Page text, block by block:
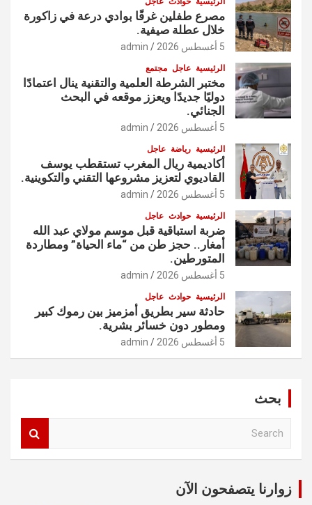
مصرع طفلين غرقًا بوادي درعة في زاكورة
خلال عطلة صيفية.
5 أغسطس 2026 admin
الرئيسية عاجل مجتمع
مختبر الشرطة العلمية والتقنية ينال اعتمادًا
دوليًا جديدًا ويعزز موقعه في البحث
الجنائي.
5 أغسطس 2026 admin
الرئيسية رياضة عاجل
أكاديمية ريال المغرب تستقطب يوسف
القاديوي لتعزيز مشروعها التقني والتكوينية.
5 أغسطس 2026 admin
الرئيسية حوادث عاجل
ضربة استباقية قبل موسم مولاي عبد الله
أمغار.. حجز طن من “ماء الحياة” ومطاردة
المتورطين.
5 أغسطس 2026 admin
الرئيسية حوادث عاجل
حادثة سير بطريق أمزميز بين رموك كبير
ومطور دون خسائر بشرية.
5 أغسطس 2026 admin
بحث
c
h
زوارنا يتصفحون الآن